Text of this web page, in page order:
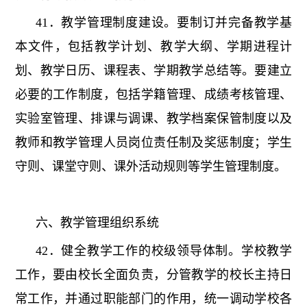
41．教学管理制度建设。要制订并完备教学基
本文件，包括教学计划、教学大纲、学期进程计
划、教学日历、课程表、学期教学总结等。要建立
必要的工作制度，包括学籍管理、成绩考核管理、
实验室管理、排课与调课、教学档案保管制度以及
教师和教学管理人员岗位责任制及奖惩制度；学生
守则、课堂守则、课外活动规则等学生管理制度。
六、教学管理组织系统
42．健全教学工作的校级领导体制。学校教学
工作，要由校长全面负责，分管教学的校长主持日
常工作，并通过职能部门的作用，统一调动学校各